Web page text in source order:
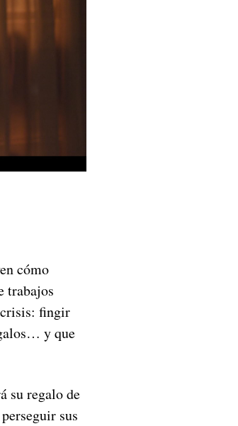
cómo
trabajos
crisis: fingir
y que
su regalo de
sus